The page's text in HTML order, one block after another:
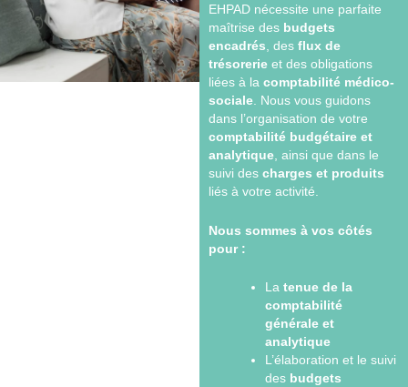
EHPAD nécessite une parfaite
maîtrise des budgets
encadrés , des flux de
trésorerieet des obligations
liées à la comptabilité médico-
sociale. Nous vous guidons
dans l’organisation de votre
comptabilité budgétaire et
analytique, ainsi que dans le
suivi des charges et produits
liés à votre activité.
Nous sommes à vos côtés
pour :
La tenue de la
comptabilité
générale et
analytique
L’élaboration et le suivi
des budgets